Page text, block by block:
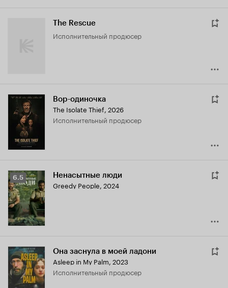
The Rescue
исполнительный продюсер
Вор-одиночка
The Isolate Thief, 2026
исполнительный продюсер
Рейтинг
Кинопоиска
6.5
6.5 Ненасытные люди
Greedy People, 2024
Она заснула в моей ладони
Asleep in My Palm, 2023
исполнительный продюсер